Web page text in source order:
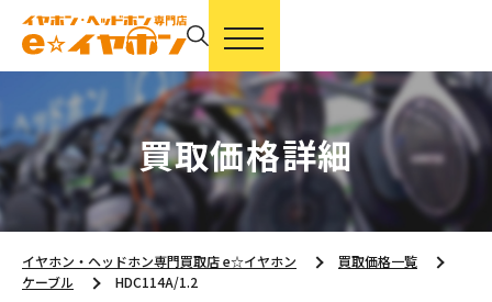
買取価格詳細
イヤホン・ヘッドホン専門買取店 e☆イヤホン
買取価格一覧
ケーブル
HDC114A/1.2